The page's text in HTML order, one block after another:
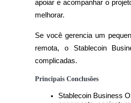
Futuros de criptomoeda
TradFi
Derivativos de ações, câmbio,
apoiar e acompanhar o
melhorar.
Se você gerencia um
remota, o Stablecoin
complicadas.
Principais Conclusões
Stablecoin Business